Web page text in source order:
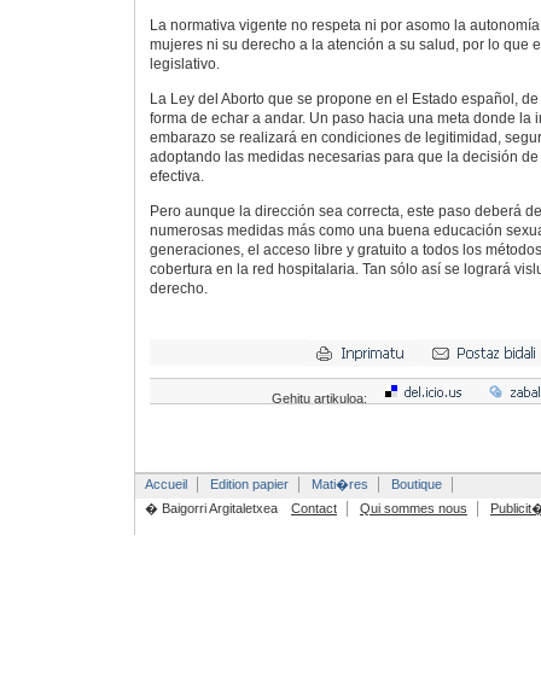
La normativa vigente no respeta ni por asomo la
mujeres ni su derecho a la atención a su salud, por lo que
legislativo.
La Ley del Aborto que se propone en el Estado español,
forma de echar a andar. Un paso hacia una meta donde la
embarazo se realizará en condiciones de legitimidad,
adoptando las medidas necesarias para que la decisión
efectiva.
Pero aunque la dirección sea correcta, este paso deberá
numerosas medidas más como una buena educación
generaciones, el acceso libre y gratuito a todos los
cobertura en la red hospitalaria. Tan sólo así se logrará
derecho.
Gehitu artikuloa:
Accueil Edition papier Mati�res
Boutique
� Baigorri Argitaletxea
Contact Qui sommes nous